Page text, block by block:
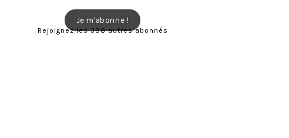
Je m'abonne !
Rejoignez les 398 autres abonnés